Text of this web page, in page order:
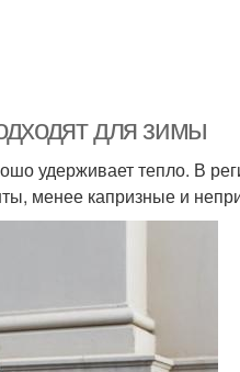
для зимы
удерживает тепло. В
менее капризные и